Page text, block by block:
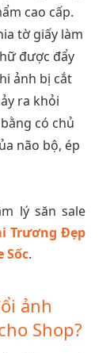
cao cấp.
tờ giấy làm
được đẩy
ảnh bị cắt
ra khỏi
có chủ
não bộ, ép
lý săn sale
Trương Đẹp
Sốc.
ảnh
Shop?